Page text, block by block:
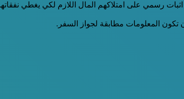
رسمي على امتلاكهم المال اللازم لكي يغطي نفقاتهم
تكون المعلومات مطابقة لجواز السفر.